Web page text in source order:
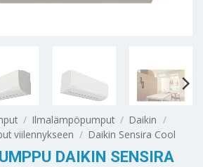
/ Ilmalämpöpumput / Daikin /
viilennykseen / Daikin Sensira Cool
DAIKIN SENSIRA